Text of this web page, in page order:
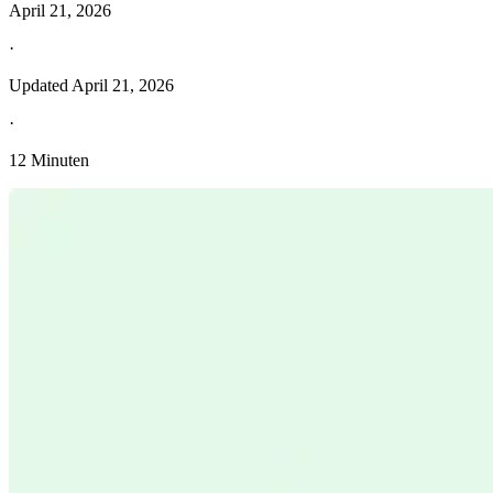
April 21, 2026
·
Updated April 21, 2026
·
12 Minuten